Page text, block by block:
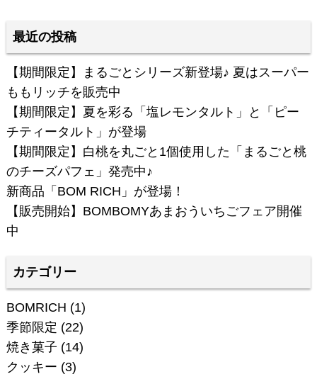
最近の投稿
【期間限定】まるごとシリーズ新登場♪ 夏はスーパー
ももリッチを販売中
【期間限定】夏を彩る「塩レモンタルト」と「ピー
チティータルト」が登場
【期間限定】白桃を丸ごと1個使用した「まるごと桃
のチーズパフェ」発売中♪
新商品「BOM RICH」が登場！
【販売開始】BOMBOMYあまおういちごフェア開催
中
カテゴリー
BOMRICH (1)
季節限定 (22)
焼き菓子 (14)
クッキー (3)